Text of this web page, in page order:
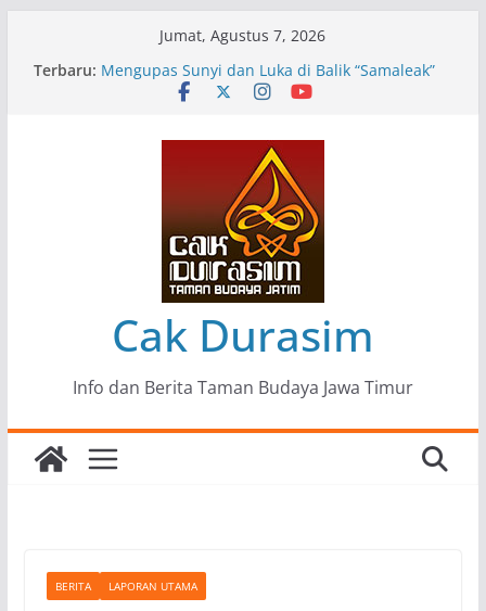
Jumat, Agustus 7, 2026
Terbaru: Pameran Lukisan Komunitas Patria Seni Rupa
Kota Blitar : Ketika “Bergerak” Menjadi Mantra
Mengupas Sunyi dan Luka di Balik “Samaleak”
Menjaga Marwah Seni dan Budaya: Catatan
Kunjungan Kerja Ir. Bambang Haryo Soekartono
(BHS) Anggota DPR RI ke Taman Budaya Jawa
Pameran Tunggal 35 Karya Agus Koecink
“Tumbang Tambang”, Ungkapan Kritis Tentang
Derita Pekerja Pertambangan
Cak Durasim
Info dan Berita Taman Budaya Jawa Timur
BERITA LAPORAN UTAMA